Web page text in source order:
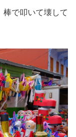
棒で叩いて壊して